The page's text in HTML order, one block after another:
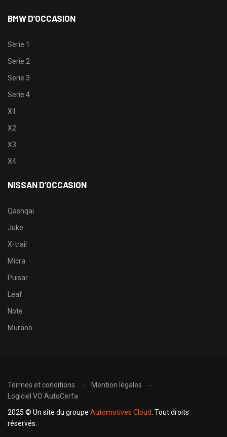
BMW D’OCCASION
Serie 1
Serie 2
Serie 3
Serie 4
X1
X2
X3
X4
NISSAN D’OCCASION
Qashqai
Juke
X-trail
Micra
Pulsar
Leaf
Note
Murano
Termes et conditions
Mention légales
Logiciel VO AutoCerfa
2025 © Un site du groupe Automotives Cloud . Tout droits
réservés.